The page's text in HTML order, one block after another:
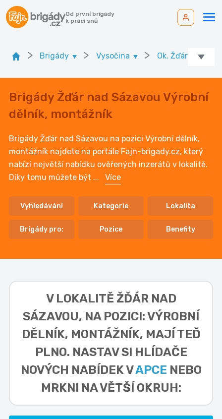
Od první brigády
k práci snů
> Brigády > Vysočina > Ok. Žďár nad
Brigády Žďár nad Sázavou Výrobní
dělník, montážník
Brigády Žďár nad Sázavou na pozici Výrobní dělník,
montážník najdete na portále Fajn-brigady.cz, který
nabízí největší nabídku ověřených inzerátů v lokalitě.
Díky tomu můžete být ... Více
Vyhledávání Kategorie Lokalita
Brigády pro: Pozice Benefity
V LOKALITĚ ŽĎÁR NAD
SÁZAVOU, NA POZICI: VÝROBNÍ
DĚLNÍK, MONTÁŽNÍK, MAJÍ TEĎ
PLNO. NASTAV SI HLÍDAČE
NOVÝCH NABÍDEK VAPCE NEBO
MRKNI NA VĚTŠÍ OKRUH: